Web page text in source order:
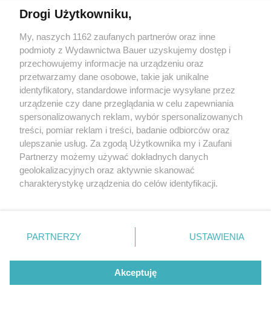
View this post on Instagram
Drogi Użytkowniku,
My, naszych 1162 zaufanych partnerów oraz inne
podmioty z Wydawnictwa Bauer uzyskujemy dostęp i
przechowujemy informacje na urządzeniu oraz
przetwarzamy dane osobowe, takie jak unikalne
identyfikatory, standardowe informacje wysyłane przez
urządzenie czy dane przeglądania w celu zapewniania
spersonalizowanych reklam, wybór spersonalizowanych
treści, pomiar reklam i treści, badanie odbiorców oraz
ulepszanie usług. Za zgodą Użytkownika my i Zaufani
Partnerzy możemy używać dokładnych danych
geolokalizacyjnych oraz aktywnie skanować
charakterystykę urządzenia do celów identyfikacji.
zmienić/wycofać klikając przycisk ustawień prywatności
znajdujący się w lewym dolnym rogu strony
rodzaje przetwarzania danych nie wymagają zgody
użytkownika, ale masz prawo sprzeciwić się takiemu
PARTNERZY USTAWIENIA
Akceptuję